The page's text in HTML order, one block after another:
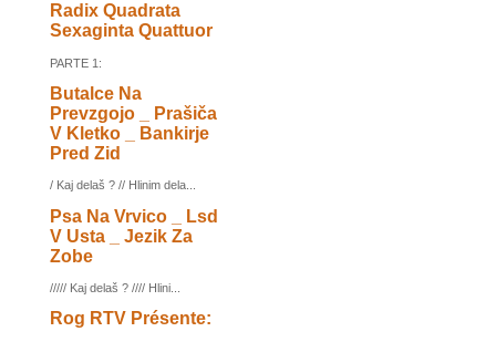
Radix Quadrata
Sexaginta Quattuor
PARTE 1:
Butalce Na
Prevzgojo _ Prašiča
V Kletko _ Bankirje
Pred Zid
/ Kaj delaš ? // Hlinim dela...
Psa Na Vrvico _ Lsd
V Usta _ Jezik Za
Zobe
///// Kaj delaš ? //// Hlini...
Rog RTV Présente: